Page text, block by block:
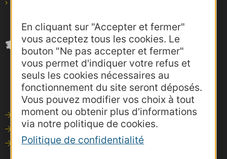
En cliquant sur "Accepter et fermer"
vous acceptez tous les cookies. Le
bouton "Ne pas accepter et fermer"
vous permet d'indiquer votre refus et
seuls les cookies nécessaires au
fonctionnement du site seront déposés.
Vous pouvez modifier vos choix à tout
moment ou obtenir plus d'informations
via notre politique de cookies.
Politique de confidentialité
Outils de communication
Photothèque
Consultations